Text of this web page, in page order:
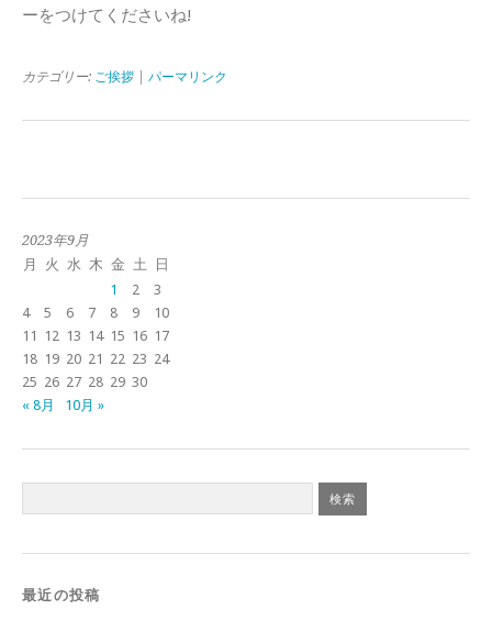
ーをつけてくださいね!
カテゴリー: ご挨拶 パーマリンク
2023年9月
月
火 水 木 金 土
日
1
2
3
4
5 6 7 8 9
10
11
12 13 14 15 16 17
18 19 20 21 22 23 24
25 26 27 28 29 30
« 8月
10月 »
最近の投稿